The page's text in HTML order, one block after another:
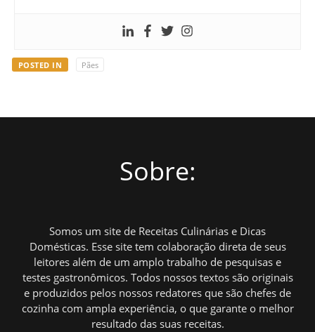
POSTED IN Pães
Sobre:
Somos um site de Receitas Culinárias e Dicas
Domésticas. Esse site tem colaboração direta de seus
leitores além de um amplo trabalho de pesquisas e
testes gastronômicos. Todos nossos textos são originais
e produzidos pelos nossos redatores que são chefes de
cozinha com ampla experiência, o que garante o melhor
resultado das suas receitas.